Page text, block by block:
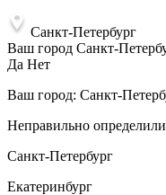
Санкт-Петербург
Ваш город Санкт-
Да Нет
Ваш город: Санкт-
Неправильно
Санкт-Петербург
Екатеринбург